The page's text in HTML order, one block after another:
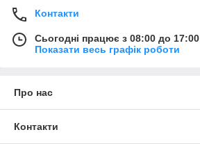
Контакти
Сьогодні працює з 08:00 до 17:00
Показати весь графік роботи
Про нас
Контакти